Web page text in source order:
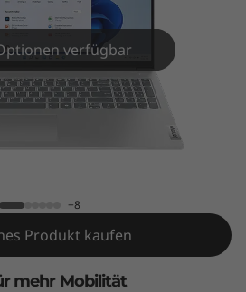
verfügbar
+8
Produkt kaufen
mehr Mobilität